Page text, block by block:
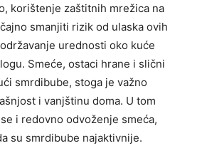
korištenje zaštitnih mrežica na
smanjiti rizik od ulaska ovih
urednosti oko kuće
Smeće, ostaci hrane i slični
smrdibube, stoga je važno
i vanjštinu doma. U tom
i redovno odvoženje smeća,
su smrdibube najaktivnije.